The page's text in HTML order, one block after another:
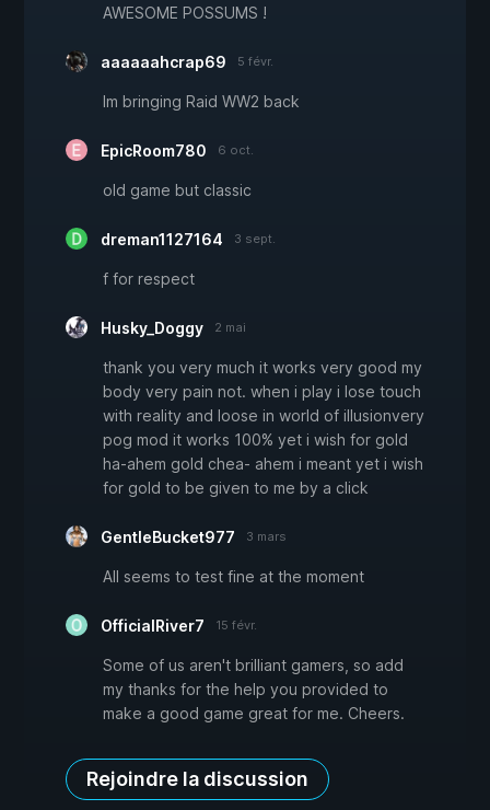
AWESOME POSSUMS !
aaaaaahcrap69 5 févr.
Im bringing Raid WW2 back
EpicRoom780 6 oct.
old game but classic
dreman1127164 3 sept.
f for respect
Husky_Doggy 2 mai
thank you very much it works very good my
body very pain not. when i play i lose touch
with reality and loose in world of illusionvery
pog mod it works 100% yet i wish for gold
ha-ahem gold chea- ahem i meant yet i wish
for gold to be given to me by a click
GentleBucket977 3 mars
All seems to test fine at the moment
OfficialRiver7 15 févr.
Some of us aren't brilliant gamers, so add
my thanks for the help you provided to
make a good game great for me. Cheers.
Rejoindre la discussion